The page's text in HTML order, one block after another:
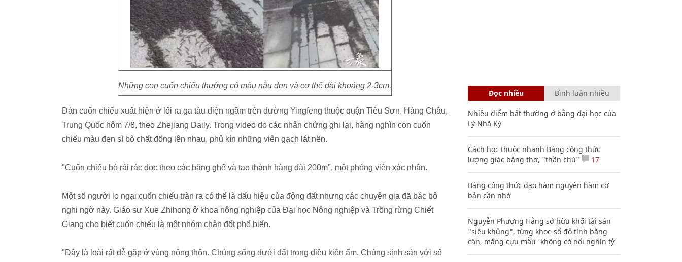
Những con cuốn chiếu thường có màu nâu đen và cơ thể dài khoảng 2-3cm.
Đàn cuốn chiếu xuất hiện ở lối ra ga tàu điện ngầm trên đường Yingfeng thuộc quận Tiêu Sơn, Hàng Châu,
Trung Quốc hôm 7/8, theo Zhejiang Daily. Trong video do các nhân chứng ghi lại, hàng nghìn con cuốn
chiếu màu đen sì bò chất đống lên nhau, phủ kín những viên gạch lát nền.
"Cuốn chiếu bò rải rác dọc theo các băng ghế và tạo thành hàng dài 200m", một phóng viên xác nhận.
Một số người lo ngại cuốn chiếu tràn ra có thể là dấu hiệu của động đất nhưng các chuyên gia đã bác bỏ
nghi ngờ này. Giáo sư Xue Zhihong ở khoa nông nghiệp của Đại học Nông nghiệp và Trồng rừng Chiết
Giang cho biết cuốn chiếu là một nhóm chân đốt phổ biến.
"Đây là loài rất dễ gặp ở vùng nông thôn. Chúng sống dưới đất trong điều kiện ẩm. Chúng sinh sản với số
Đọc nhiều Bình luận nhiều
Nhiều điểm bất thường ở bằng đại học của
Lý Nhã Kỳ
Cách học thuộc nhanh Bảng công thức
lượng giác bằng thơ, "thần chú"
17
Bảng công thức đạo hàm nguyên hàm cơ
bản cần nhớ
Nguyễn Phương Hằng sở hữu khối tài sản
"siêu khủng", từng khoe sổ đỏ tính bằng
cân, mắng cựu mẫu 'không có nổi nghìn tỷ'